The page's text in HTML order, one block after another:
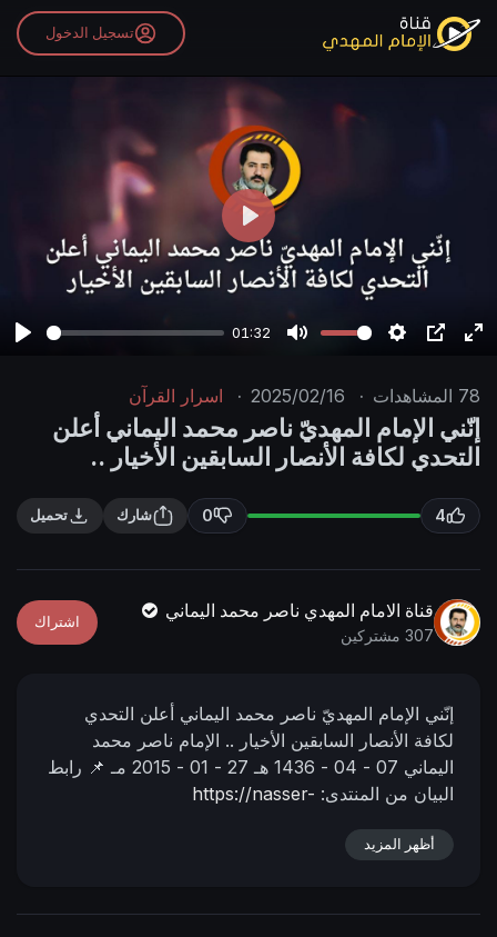
تسجيل الدخول
01:32
u
t
e
t
s
n
t
e
f
l
s
P
y
78 المشاهدات ·
2025/02/16
· اسرار القرآن
إنّني الإمام المهديّ ناصر محمد اليماني أعلن
التحدي لكافة الأنصار السابقين الأخيار ..
4
0 شارك تحميل
قناة الامام المهدي ناصر محمد اليماني
307 مشتركين
اشتراك
إنّني الإمام المهديّ ناصر محمد اليماني أعلن التحدي
لكافة الأنصار السابقين الأخيار .. الإمام ناصر محمد
اليماني 07 - 04 - 1436 هـ 27 - 01 - 2015 مـ
📌 رابط
البيان من المنتدى: https://nasser-
أظهر المزيد